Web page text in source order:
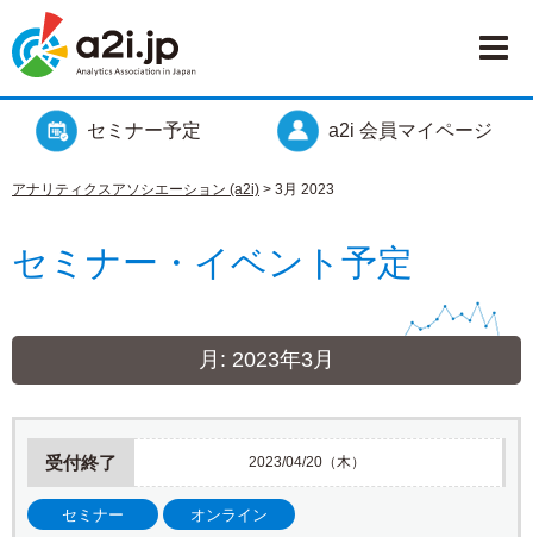
セミナー予定 a2i 会員マイページ
アナリティクスアソシエーション (a2i) > 3月 2023
セミナー・イベント予定
月: 2023年3月
受付終了 2023/04/20（木）
セミナー オンライン